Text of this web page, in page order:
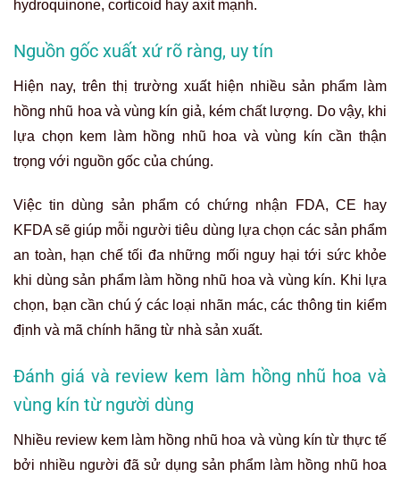
hydroquinone, corticoid hay axit mạnh.
Nguồn gốc xuất xứ rõ ràng, uy tín
Hiện nay, trên thị trường xuất hiện nhiều sản phẩm làm
hồng nhũ hoa và vùng kín giả, kém chất lượng. Do vậy, khi
lựa chọn kem làm hồng nhũ hoa và vùng kín cần thận
trọng với nguồn gốc của chúng.
Việc tin dùng sản phẩm có chứng nhận FDA, CE hay
KFDA sẽ giúp mỗi người tiêu dùng lựa chọn các sản phẩm
an toàn, hạn chế tối đa những mối nguy hại tới sức khỏe
khi dùng sản phẩm làm hồng nhũ hoa và vùng kín. Khi lựa
chọn, bạn cần chú ý các loại nhãn mác, các thông tin kiểm
định và mã chính hãng từ nhà sản xuất.
Đánh giá và review kem làm hồng nhũ hoa và
vùng kín từ người dùng
Nhiều review kem làm hồng nhũ hoa và vùng kín từ thực tế
bởi nhiều người đã sử dụng sản phẩm làm hồng nhũ hoa